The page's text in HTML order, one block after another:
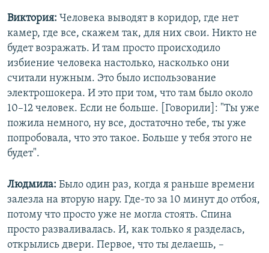
Виктория: Человека выводят в коридор, где нет
камер, где все, скажем так, для них свои. Никто не
будет возражать. И там просто происходило
избиение человека настолько, насколько они
считали нужным. Это было использование
электрошокера. И это при том, что там было около
10–12 человек. Если не больше. [Говорили]: "Ты уже
пожила немного, ну все, достаточно тебе, ты уже
попробовала, что это такое. Больше у тебя этого не
будет".
Людмила: Было один раз, когда я раньше времени
залезла на вторую нару. Где-то за 10 минут до отбоя,
потому что просто уже не могла стоять. Спина
просто разваливалась. И, как только я разделась,
открылись двери. Первое, что ты делаешь, –